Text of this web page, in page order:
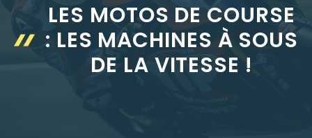
LES MOTOS DE COURSE
: LES MACHINES À SOUS
DE LA VITESSE !